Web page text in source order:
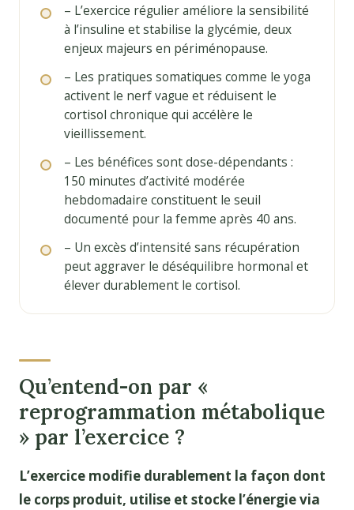
– L’exercice régulier améliore la sensibilité
à l’insuline et stabilise la glycémie, deux
enjeux majeurs en périménopause.
– Les pratiques somatiques comme le yoga
activent le nerf vague et réduisent le
cortisol chronique qui accélère le
vieillissement.
– Les bénéfices sont dose-dépendants :
150 minutes d’activité modérée
hebdomadaire constituent le seuil
documenté pour la femme après 40 ans.
– Un excès d’intensité sans récupération
peut aggraver le déséquilibre hormonal et
élever durablement le cortisol.
Qu’entend-on par «
reprogrammation métabolique
» par l’exercice ?
L’exercice modifie durablement la façon dont
le corps produit, utilise et stocke l’énergie via